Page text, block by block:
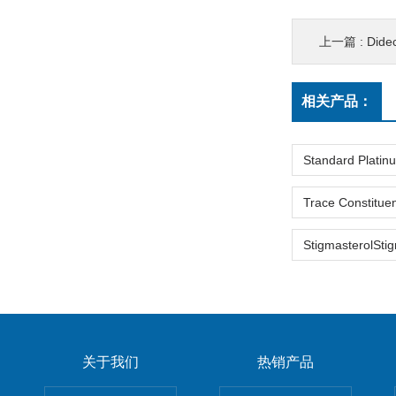
上一篇 :
相关产品：
关于我们 热销产品